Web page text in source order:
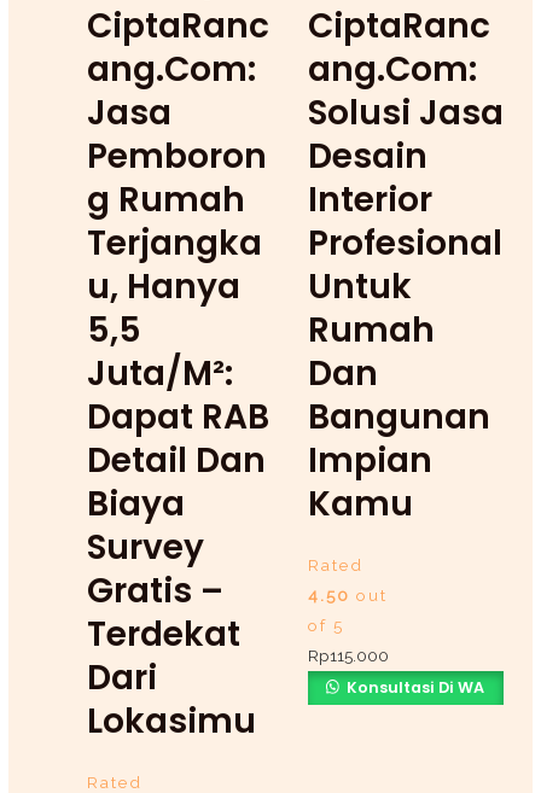
CiptaRanc
Ang.com:
Jasa
Pemboron
G Rumah
Terjangka
U, Hanya
5,5
Juta/m²:
Dapat RAB
Detail Dan
Biaya
Survey
Gratis –
Terdekat
Dari
Lokasimu
Rated
CiptaRanc
Ang.com:
Solusi Jasa
Desain
Interior
Profesional
Untuk
Rumah
Dan
Bangunan
Impian
Kamu
Rated
4.50 out
of 5
Rp115.000
Konsultasi Di WA